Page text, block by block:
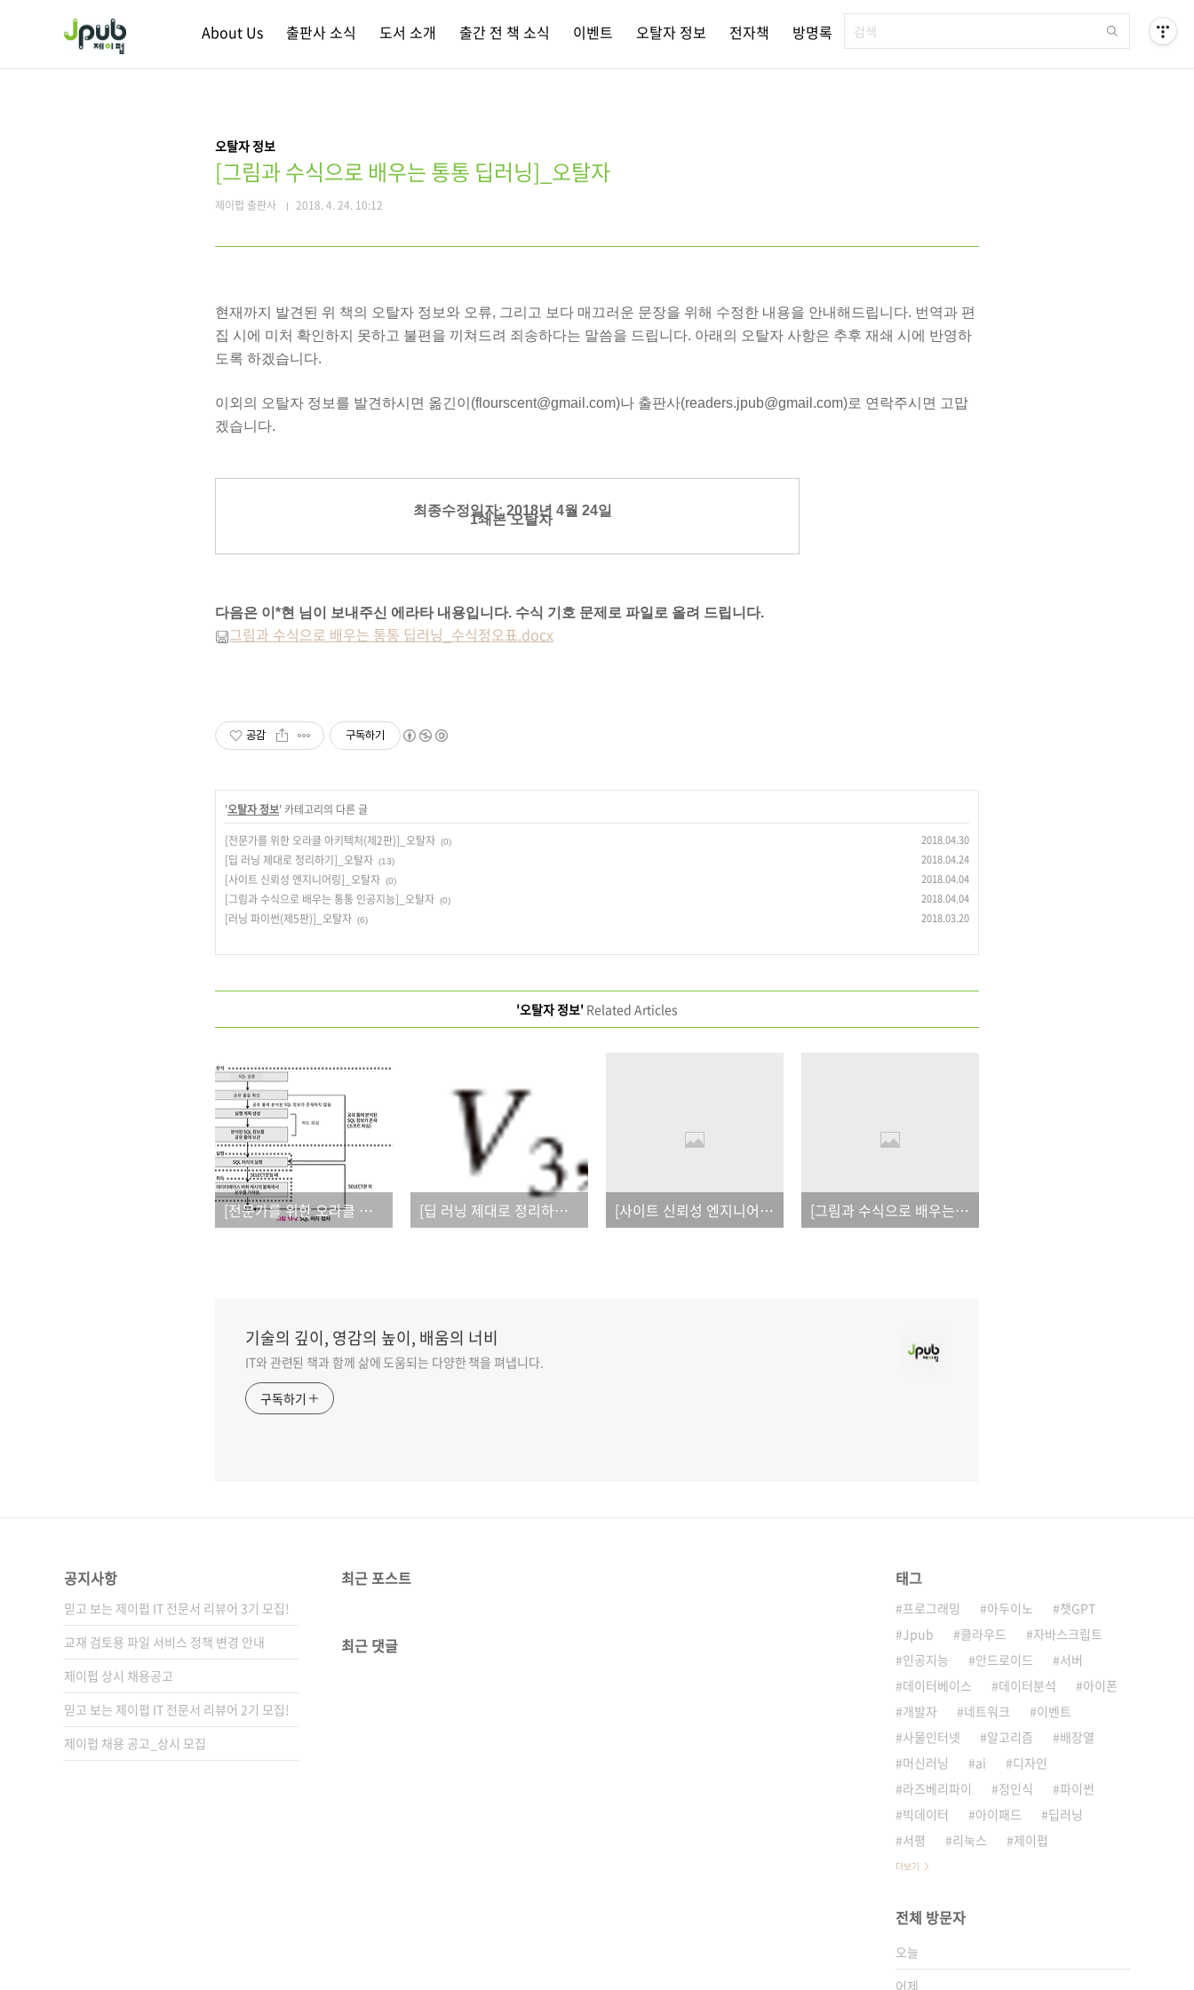
About Us 출판사 소식 도서 소개 출간 전 책 소식 이벤트 오탈자 정보 전자책 방명록
오탈자 정보
[그림과 수식으로 배우는 통통 딥러닝]_오탈자
제이펍 출판사 2018. 4. 24. 10:12
현재까지 발견된 위 책의 오탈자 정보와 오류, 그리고 보다 매끄러운 문장을 위해 수정한 내용을 안내해드립니다. 번역과 편
집 시에 미처 확인하지 못하고 불편을 끼쳐드려 죄송하다는 말씀을 드립니다. 아래의 오탈자 사항은 추후 재쇄 시에 반영하
도록 하겠습니다.
이외의 오탈자 정보를 발견하시면 옮긴이(flourscent@gmail.com)나 출판사(readers.jpub@gmail.com)로 연락주시면 고맙
겠습니다.
최종수정일자: 2018년 4월 24일
1쇄본 오탈자
다음은 이*현 님이 보내주신 에라타 내용입니다. 수식 기호 문제로 파일로 올려 드립니다.
그림과 수식으로 배우는 통통 딥러닝_수식정오표.docx
공감 구독하기
'오탈자 정보' 카테고리의 다른 글
[전문가를 위한 오라클 아키텍처(제2판)]_오탈자 (0) 2018.04.30
[딥 러닝 제대로 정리하기]_오탈자 (13) 2018.04.24
[사이트 신뢰성 엔지니어링]_오탈자 (0) 2018.04.04
[그림과 수식으로 배우는 통통 인공지능]_오탈자 (0) 2018.04.04
[러닝 파이썬(제5판)]_오탈자 (6) 2018.03.20
'오탈자 정보' Related Articles
[전문가를 위한 오라클 아키텍처(제2판)]_오탈자 [딥 러닝 제대로 정리하기]_오탈자 [사이트 신뢰성 엔지니어링]_오탈자 [그림과 수식으로 배우는 통통 인공지능]_오탈자
기술의 깊이, 영감의 높이, 배움의 너비
IT와 관련된 책과 함께 삶에 도움되는 다양한 책을 펴냅니다.
구독하기
공지사항
믿고 보는 제이펍 IT 전문서 리뷰어 3기 모집!
교재 검토용 파일 서비스 정책 변경 안내
제이펍 상시 채용공고
믿고 보는 제이펍 IT 전문서 리뷰어 2기 모집!
제이펍 채용 공고_상시 모집
최근 포스트
최근 댓글
태그
프로그래밍 아두이노
챗GPT
Jpub
클라우드
자바스크립트
인공지능
안드로이드
서버
데이터베이스
데이터분석
아이폰
개발자
네트워크
이벤트
사물인터넷
알고리즘
배장열
머신러닝
ai
디자인
라즈베리파이
정인식
파이썬
빅데이터
아이패드
딥러닝
서평
리눅스 제이펍
더보기
전체 방문자
오늘
어제